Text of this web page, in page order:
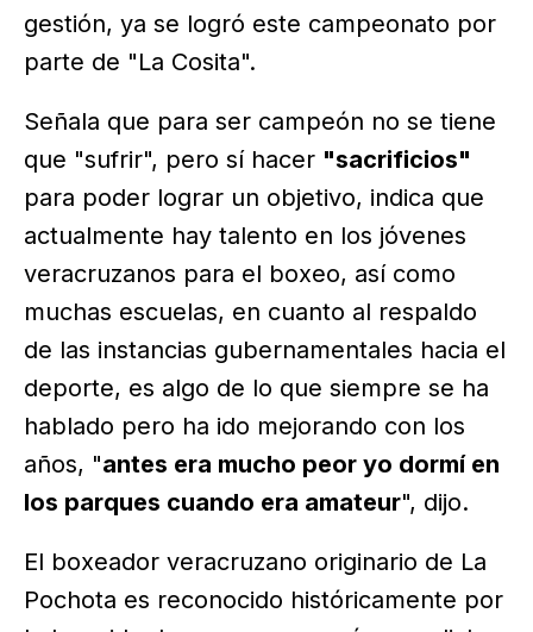
gestión, ya se logró este campeonato por
parte de "La Cosita".
Señala que para ser campeón no se tiene
que "sufrir", pero sí hacer "sacrificios"
para poder lograr un objetivo, indica que
actualmente hay talento en los jóvenes
veracruzanos para el boxeo, así como
muchas escuelas, en cuanto al respaldo
de las instancias gubernamentales hacia el
deporte, es algo de lo que siempre se ha
hablado pero ha ido mejorando con los
años, "antes era mucho peor yo dormí en
los parques cuando era amateur", dijo.
El boxeador veracruzano originario de La
Pochota es reconocido históricamente por